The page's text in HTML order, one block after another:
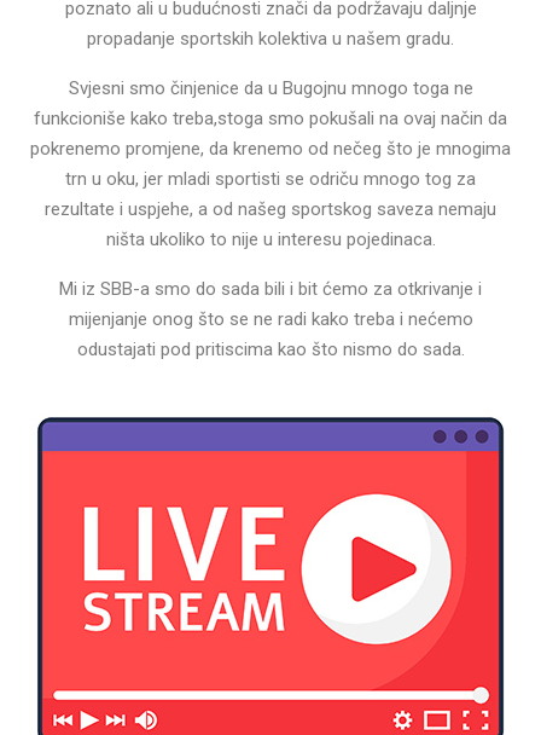
poznato ali u budućnosti znači da podržavaju daljnje
propadanje sportskih kolektiva u našem gradu.
Svjesni smo činjenice da u Bugojnu mnogo toga ne
funkcioniše kako treba,stoga smo pokušali na ovaj način da
pokrenemo promjene, da krenemo od nečeg što je mnogima
trn u oku, jer mladi sportisti se odriču mnogo tog za
rezultate i uspjehe, a od našeg sportskog saveza nemaju
ništa ukoliko to nije u interesu pojedinaca.
Mi iz SBB-a smo do sada bili i bit ćemo za otkrivanje i
mijenjanje onog što se ne radi kako treba i nećemo
odustajati pod pritiscima kao što nismo do sada.